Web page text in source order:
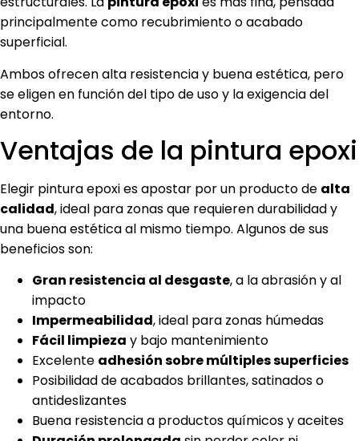
principalmente como recubrimiento o acabado
superficial.
Ambos ofrecen alta resistencia y buena estética, pero
se eligen en función del tipo de uso y la exigencia del
entorno.
Ventajas de la pintura epoxi
Elegir pintura epoxi es apostar por un producto de alta
calidad, ideal para zonas que requieren durabilidad y
una buena estética al mismo tiempo. Algunos de sus
beneficios son:
Gran resistencia al desgaste, a la abrasión y al
impacto
Impermeabilidad, ideal para zonas húmedas
Fácil limpieza y bajo mantenimiento
Excelente adhesión sobre múltiples superficies
Posibilidad de acabados brillantes, satinados o
antideslizantes
Buena resistencia a productos químicos y aceites